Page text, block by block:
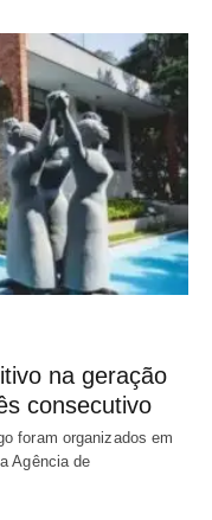
na geração
consecutivo
foram organizados em
Agência de